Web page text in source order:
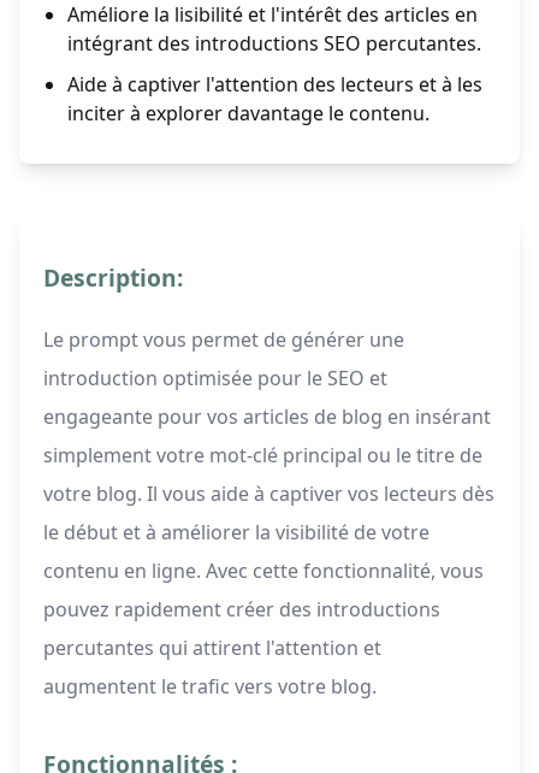
Améliore la lisibilité et l'intérêt des articles en
intégrant des introductions SEO percutantes.
Aide à captiver l'attention des lecteurs et à les
inciter à explorer davantage le contenu.
Description:
Le prompt vous permet de générer une
introduction optimisée pour le SEO et
engageante pour vos articles de blog en insérant
simplement votre mot-clé principal ou le titre de
votre blog. Il vous aide à captiver vos lecteurs dès
le début et à améliorer la visibilité de votre
contenu en ligne. Avec cette fonctionnalité, vous
pouvez rapidement créer des introductions
percutantes qui attirent l'attention et
augmentent le trafic vers votre blog.
Fonctionnalités :